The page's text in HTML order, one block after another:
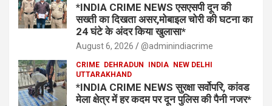
*INDIA CRIME NEWS एसएसपी दून की
सख्ती का दिखता असर,मोबाइल चोरी की घटना का
24 घंटे के अंदर किया खुलासा*
August 6, 2026 @adminindiacrime
CRIME DEHRADUN INDIA NEW DELHI
UTTARAKHAND
*INDIA CRIME NEWS सुरक्षा सर्वोपरि, कांवड
मेला क्षेत्र में हर कदम पर दून पुलिस की पैनी नजर*